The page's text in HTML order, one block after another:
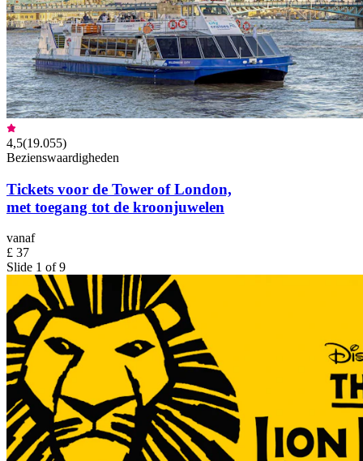
4,5(19.055)
Bezienswaardigheden
Tickets voor de Tower of London,
met toegang tot de kroonjuwelen
vanaf
£ 37
Slide 1 of 9